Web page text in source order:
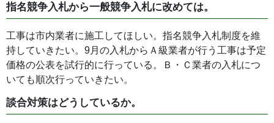
指名競争入札から一般競争入札に改めては。
工事は市内業者に施工してほしい。指名競争入札制度を維
持していきたい。9月の入札からＡ級業者が行う工事は予定
価格の公表を試行的に行っている。Ｂ・Ｃ業者の入札につ
いても順次行っていきたい。
談合対策はどうしているか。